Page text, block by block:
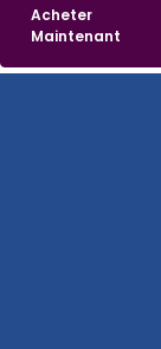
Acheter
Maintenant